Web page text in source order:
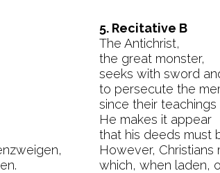
5. Recitative B
The Antichrist,
the great monster,
seeks with sword
to persecute the
since their teachings
He makes it appear
that his deeds must
However,
which, when laden,